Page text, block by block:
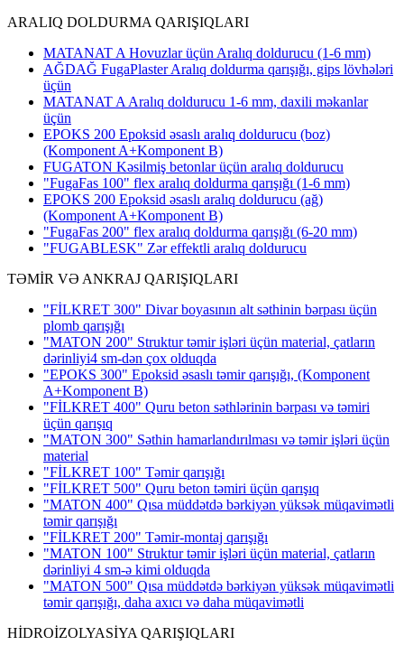
ARALIQ DOLDURMA QARIŞIQLARI
MATANAT A Hovuzlar üçün Aralıq doldurucu (1-6 mm)
AĞDAĞ FugaPlaster Aralıq doldurma qarışığı, gips lövhələri
üçün
MATANAT A Aralıq doldurucu 1-6 mm, daxili məkanlar
üçün
EPOKS 200 Epoksid əsaslı aralıq doldurucu (boz)
(Komponent A+Komponent B)
FUGATON Kəsilmiş betonlar üçün aralıq doldurucu
"FugaFas 100" flex aralıq doldurma qarışığı (1-6 mm)
EPOKS 200 Epoksid əsaslı aralıq doldurucu (ağ)
(Komponent A+Komponent B)
"FugaFas 200" flex aralıq doldurma qarışığı (6-20 mm)
"FUGABLESK" Zər effektli aralıq doldurucu
TƏMİR VƏ ANKRAJ QARIŞIQLARI
"FİLKRET 300" Divar boyasının alt səthinin bərpası üçün
plomb qarışığı
"MATON 200" Struktur təmir işləri üçün material, çatların
dərinliyi4 sm-dən çox olduqda
"EPOKS 300" Epoksid əsaslı təmir qarışığı, (Komponent
A+Komponent B)
"FİLKRET 400" Quru beton səthlərinin bərpası və təmiri
üçün qarışıq
"MATON 300" Səthin hamarlandırılması və təmir işləri üçün
material
"FİLKRET 100" Təmir qarışığı
"FİLKRET 500" Quru beton təmiri üçün qarışıq
"MATON 400" Qısa müddətdə bərkiyən yüksək müqavimətli
təmir qarışığı
"FİLKRET 200" Təmir-montaj qarışığı
"MATON 100" Struktur təmir işləri üçün material, çatların
dərinliyi 4 sm-ə kimi olduqda
"MATON 500" Qısa müddətdə bərkiyən yüksək müqavimətli
təmir qarışığı, daha axıcı və daha müqavimətli
HİDROİZOLYASİYA QARIŞIQLARI